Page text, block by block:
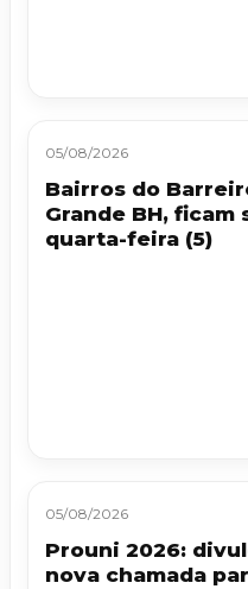
05/08/2026
Bairros do
Grande BH, ficam
quarta-feira (5)
05/08/2026
Prouni 2026:
nova chamada